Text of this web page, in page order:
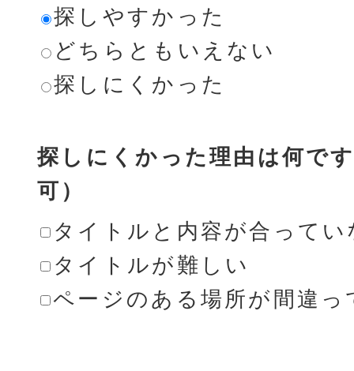
探しやすかった
どちらともいえない
探しにくかった
探しにくかった理由は何で
可）
タイトルと内容が合ってい
タイトルが難しい
ページのある場所が間違っ